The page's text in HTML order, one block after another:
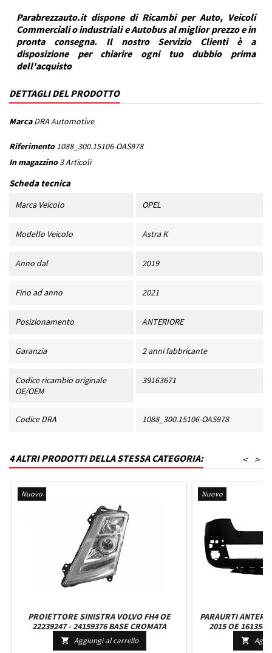
Parabrezzauto.it dispone di Ricambi per Auto, Veicoli
Commerciali o industriali e Autobus al miglior prezzo e in
pronta consegna. Il nostro Servizio Clienti è a
disposizione per chiarire ogni tuo dubbio prima
dell'acquisto
DETTAGLI DEL PRODOTTO
Marca DRA Automotive
Riferimento 1088_300.15106-OAS978
In magazzino 3 Articoli
Scheda tecnica
Marca Veicolo OPEL
Modello Veicolo Astra K
Anno dal 2019
Fino ad anno 2021
Posizionamento ANTERIORE
Garanzia 2 anni fabbricante
Codice ricambio originale
OE/OEM
39163671
Codice DRA 1088_300.15106-OAS978
4 ALTRI PRODOTTI DELLA STESSA CATEGORIA: >
<
Nuovo
PROIETTORE SINISTRA VOLVO FH4 OE
22239247 - 24159376 BASE CROMATA
MANUALE SENZA LAMPADINA XENO CON
ECU
 Aggiungi al carrello
Nuovo
PARAURTI
2015 OE
GANCIO TRAINO
